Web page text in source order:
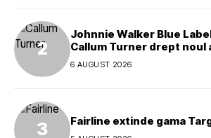
Johnnie Walker Blue
Callum Turner drept noul
global al mărcii
6 AUGUST 2026
Fairline extinde gama